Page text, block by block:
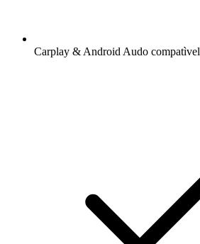
Carplay & Android Audo compatìvel